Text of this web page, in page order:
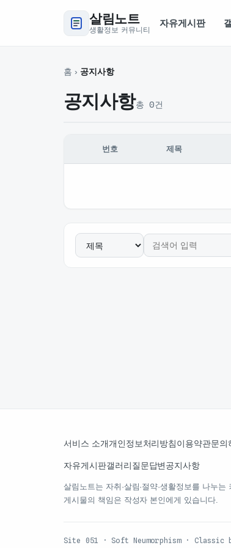
살림노트
생활정보 커뮤니티
자유게시판
홈 › 공지사항
공지사항총 0건
번호 제목
서비스 소개개인정보처리방침이용약관문의
자유게시판갤러리질문답변공지사항
살림노트는 자취·살림·절약·생활정보를 나누는
게시물의 책임은 작성자 본인에게 있습니다.
Site 051 · Soft Neumorphism · Classic